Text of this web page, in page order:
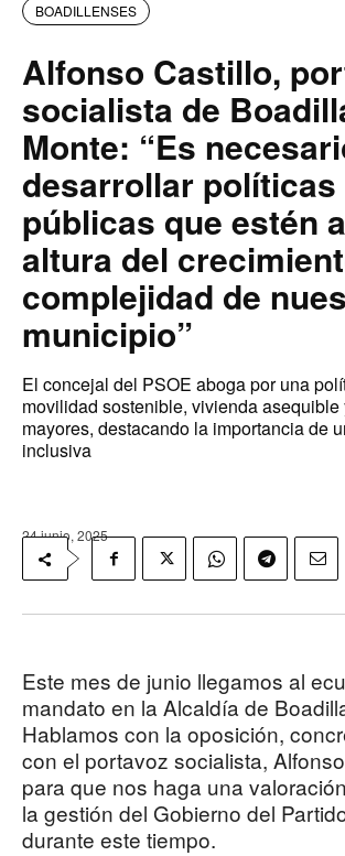
BOADILLENSES
Alfonso Castillo,
socialista de
Monte: “Es
desarrollar políticas
públicas que estén
altura del
complejidad de
municipio”
El concejal del PSOE aboga por una
movilidad sostenible, vivienda asequible
mayores, destacando la importancia de
inclusiva
24 junio, 2025
Este mes de junio llegamos al
mandato en la Alcaldía de
Hablamos con la oposición,
con el portavoz socialista,
para que nos haga una
la gestión del Gobierno del
durante este tiempo.